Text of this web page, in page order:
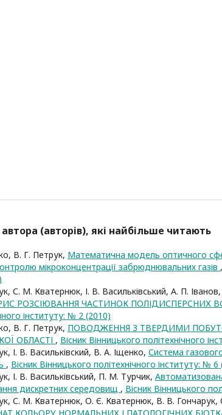
автора (авторів), які найбільше читають
В. Г. Петрук, Математична модель оптичного
мікроконцентрації забрюднювальних газів ,
С. М. Кватернюк, І. В. Васильківський, А. П.
РОЗСІЮВАННЯ ЧАСТИНОК ПОЛІДИСПЕРСНИХ
інституту: № 2 (2010)
В. Г. Петрук, ПОВОДЖЕННЯ З ТВЕРДИМИ
ОБЛАСТІ , Вісник Вінницького політехнічного
І. В. Васильківский, В. А. Іщенко, Система
, Вісник Вінницького політехнічного інституту: № 6
І. В. Васильківський, П. М. Турчик,
дискретних середовищ , Вісник Вінницького
С. М. Кватернюк, О. Є. Кватернюк, В. В. Гончарук,